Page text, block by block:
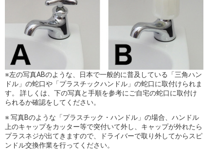
※左の写真ABのような、日本で一般的に普及している「三角ハン
ドル」の蛇口や「プラスチックハンドル」の蛇口に取付けられま
す。 詳しくは、下の写真と手順を参考にご自宅の蛇口に取付け
られるか確認をしてください。
※ 写真Bのような「プラスチック・ハンドル」の場合、ハンドル
上のキャップをカッター等で突付いて外し、キャップが外れたら
プラスネジが出てきますので、ドライバーで取り外してからスピ
ンドル交換作業を行ってください。